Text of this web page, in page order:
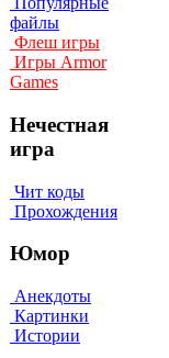
файлы
Флеш игры
Игры Armor
Games
Нечестная
игра
Чит коды
Прохождения
Юмор
Анекдоты
Картинки
Истории